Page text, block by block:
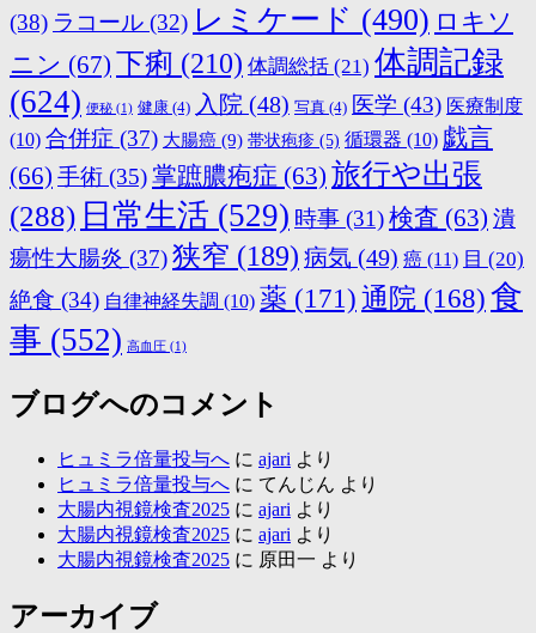
(38) ラコール (32) レミケード (490) ロキソ
ニン (67) 下痢 (210) 体調総括 (21) 体調記録
(624) 便秘 (1) 健康 (4) 入院 (48) 写真 (4) 医学 (43) 医療制度
(10) 合併症 (37) 大腸癌 (9) 帯状疱疹 (5) 循環器 (10) 戯言
(66) 手術 (35)掌蹠膿疱症 (63) 旅行や出張
(288) 日常生活 (529) 時事 (31)検査 (63) 潰
瘍性大腸炎 (37)狭窄 (189) 病気 (49) 癌 (11) 目 (20)
絶食 (34) 自律神経失調 (10) 薬 (171)通院 (168)食
事 (552) 高血圧 (1)
ブログへのコメント
ヒュミラ倍量投与へ に ajari より
ヒュミラ倍量投与へ に てんじん より
大腸内視鏡検査2025 に ajari より
大腸内視鏡検査2025 に ajari より
大腸内視鏡検査2025 に 原田一 より
アーカイブ